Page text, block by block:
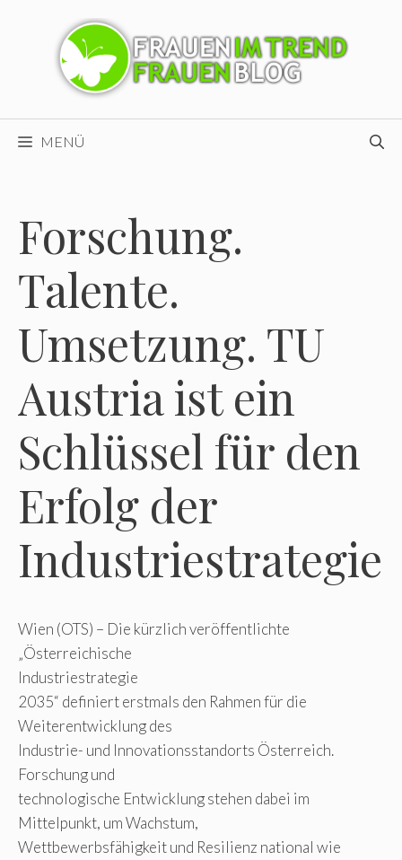
MENÜ
Forschung.
Talente.
Umsetzung. TU
Austria ist ein
Schlüssel für den
Erfolg der
Industriestrategie
Wien (OTS) – Die kürzlich veröffentlichte
„Österreichische
Industriestrategie
2035“ definiert erstmals den Rahmen für die
Weiterentwicklung des
Industrie- und Innovationsstandorts Österreich.
Forschung und
technologische Entwicklung stehen dabei im
Mittelpunkt, um Wachstum,
Wettbewerbsfähigkeit und Resilienz national wie